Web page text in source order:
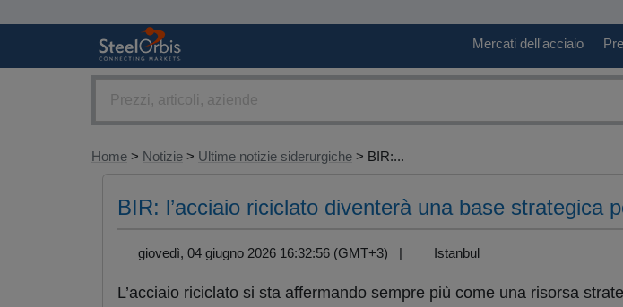
Mercati dell'acciaio
Home > Notizie > Ultime notizie siderurgiche > BIR:...
BIR: l’acciaio riciclato diventerà una base strategica
giovedì, 04 giugno 2026 16:32:56 (GMT+3) | Istanbul
L’acciaio riciclato si sta affermando sempre più come una risorsa